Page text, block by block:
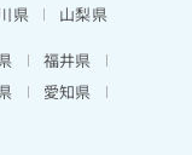
県
山梨県
福井県
愛知県